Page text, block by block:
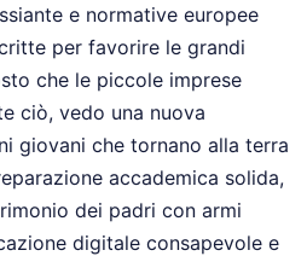
e normative europee
per favorire le grandi
che le piccole imprese
ciò, vedo una nuova
giovani che tornano alla terra
accademica solida,
dei padri con armi
digitale consapevole e